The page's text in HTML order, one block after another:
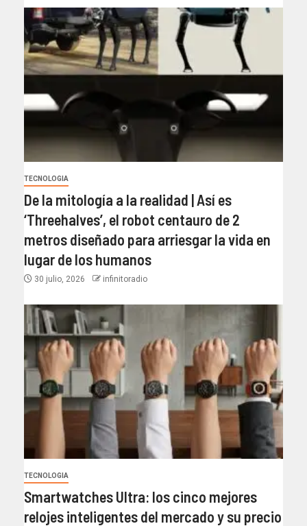
TECNOLOGIA
De la mitología a la realidad | Así es
‘Threehalves’, el robot centauro de 2
metros diseñado para arriesgar la vida en
lugar de los humanos
30 julio, 2026 infinitoradio
TECNOLOGIA
Smartwatches Ultra: los cinco mejores
relojes inteligentes del mercado y su precio